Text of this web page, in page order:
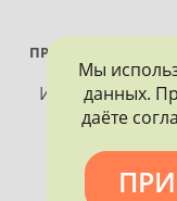
ПРОЕКТ
допускается
Мы
данных.
даёте